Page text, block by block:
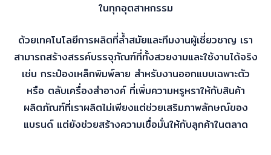
ในทุกอุตสาหกรรม
ด้วยเทคโนโลยีการผลิตที่ล้ำสมัยและทีมงานผู้เชี่ยวชาญ เรา
สามารถสร้างสรรค์บรรจุภัณฑ์ที่ทั้งสวยงามและใช้งานได้จริง
เช่น กระป๋องเหล็กพิมพ์ลาย สำหรับงานออกแบบเฉพาะตัว
หรือ ตลับเครื่องสำอางค์ ที่เพิ่มความหรูหราให้กับสินค้า
ผลิตภัณฑ์ที่เราผลิตไม่เพียงแต่ช่วยเสริมภาพลักษณ์ของ
แบรนด์ แต่ยังช่วยสร้างความเชื่อมั่นให้กับลูกค้าในตลาด